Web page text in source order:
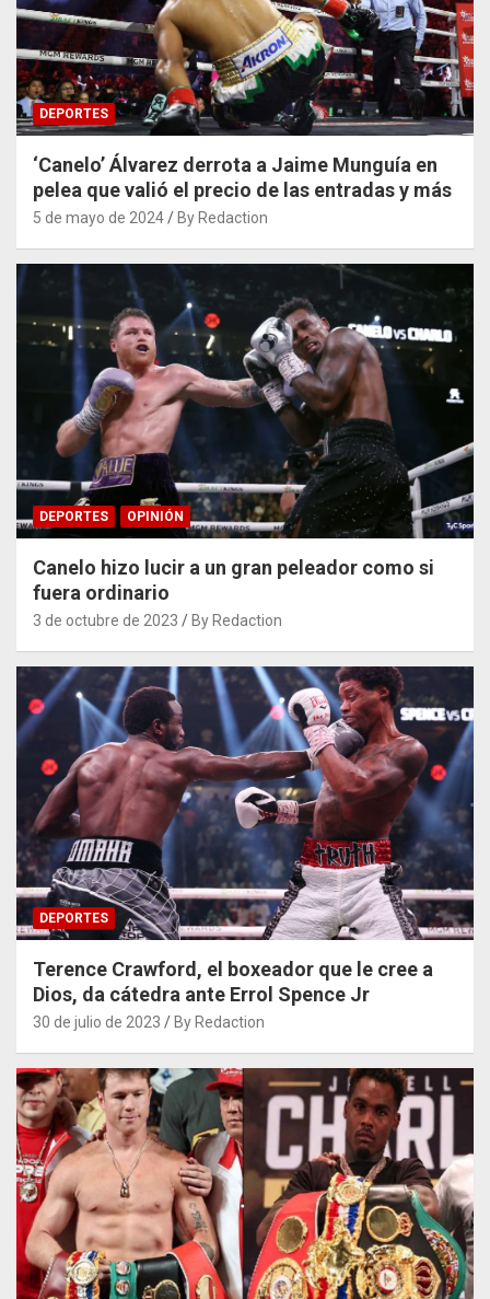
DEPORTES
‘Canelo’ Álvarez derrota a Jaime Munguía en
pelea que valió el precio de las entradas y más
5 de mayo de 2024 By Redaction
DEPORTES OPINIÓN
Canelo hizo lucir a un gran peleador como si
fuera ordinario
3 de octubre de 2023 By Redaction
DEPORTES
Terence Crawford, el boxeador que le cree a
Dios, da cátedra ante Errol Spence Jr
30 de julio de 2023 By Redaction